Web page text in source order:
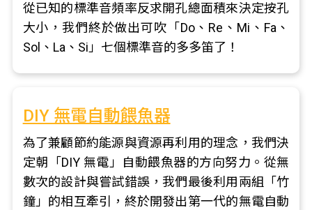
從已知的標準音頻率反求開孔總面積來決定按孔
大小，我們終於做出可吹「Do、Re、Mi、Fa、
Sol、La、Si」七個標準音的多多笛了！
DIY 無電自動餵魚器
為了兼顧節約能源與資源再利用的理念，我們決
定朝「DIY 無電」自動餵魚器的方向努力。從無
數次的設計與嘗試錯誤，我們最後利用兩組「竹
鐘」的相互牽引，終於開發出第一代的無電自動